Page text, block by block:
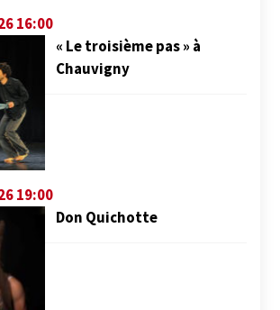
16:00
« Le troisième pas » à
Chauvigny
19:00
Don Quichotte